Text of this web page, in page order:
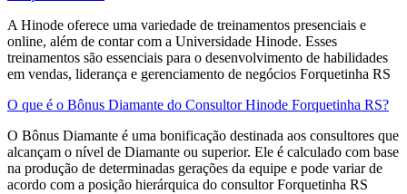
A Hinode oferece uma variedade de treinamentos presenciais e
online, além de contar com a Universidade Hinode. Esses
treinamentos são essenciais para o desenvolvimento de habilidades
em vendas, liderança e gerenciamento de negócios Forquetinha RS
O que é o Bônus Diamante do Consultor Hinode Forquetinha RS?
O Bônus Diamante é uma bonificação destinada aos consultores que
alcançam o nível de Diamante ou superior. Ele é calculado com base
na produção de determinadas gerações da equipe e pode variar de
acordo com a posição hierárquica do consultor Forquetinha RS